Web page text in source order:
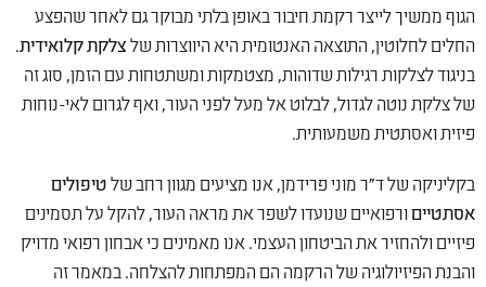
הגוף ממשיך לייצר רקמת חיבור באופן בלתי מבוקר גם לאחר שהפצע
החלים לחלוטין, התוצאה האנטומית היא היווצרות שלצלקת קלואידית.
בניגוד לצלקות רגילות שדוהות, מצטמקות ומשתטחות עם הזמן, סוג זה
של צלקת נוטה לגדול, לבלוט אל מעל לפני העור, ואף לגרום לאי-נוחות
פיזית ואסתטית משמעותית.
בקליניקה של ד"ר מוני פרידמן, אנו מציעים מגוון רחב של טיפולים
אסתטיים ורפואיים שנועדו לשפר את מראה העור, להקל על תסמינים
פיזיים ולהחזיר את הביטחון העצמי. אנו מאמינים כי אבחון רפואי מדויק
והבנת הפיזיולוגיה של הרקמה הם המפתחות להצלחה. במאמר זה